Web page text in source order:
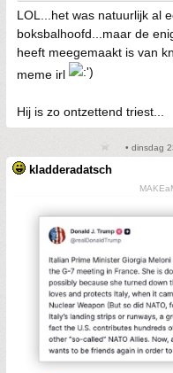
LOL...het was natuurlijk al
boksbalhoofd...maar de
heeft meegemaakt is van
meme irl
Hij is zo ontzettend triest...
• dinsdag
kladderadatsch